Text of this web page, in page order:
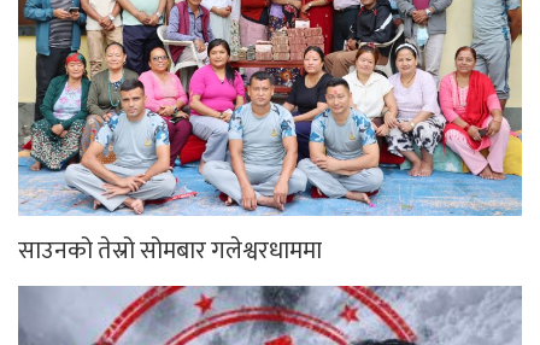
साउनको तेस्रो सोमबार गलेश्वरधाममा